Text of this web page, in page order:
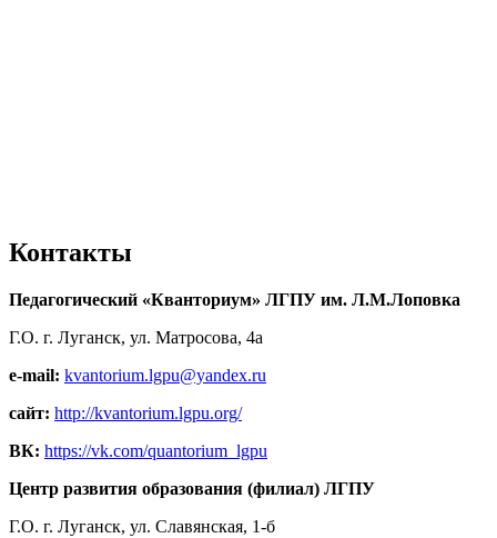
Контакты
Педагогический «Кванториум» ЛГПУ им. Л.М.Лоповка
Г.О. г. Луганск, ул. Матросова, 4а
e-mail: kvantorium.lgpu@yandex.ru
сайт: http://kvantorium.lgpu.org/
ВК: https://vk.com/quantorium_lgpu
Центр развития образования (филиал) ЛГПУ
Г.О. г. Луганск, ул. Славянская, 1-б